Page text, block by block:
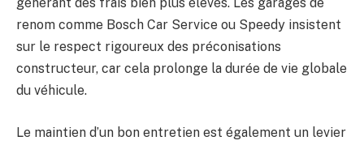
générant des frais bien plus élevés. Les garages de
renom comme Bosch Car Service ou Speedy insistent
sur le respect rigoureux des préconisations
constructeur, car cela prolonge la durée de vie globale
du véhicule.
Le maintien d’un bon entretien est également un levier